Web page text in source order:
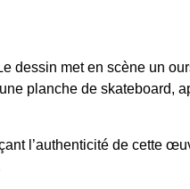
dessin met en scène un
planche de skateboard,
l’authenticité de cette